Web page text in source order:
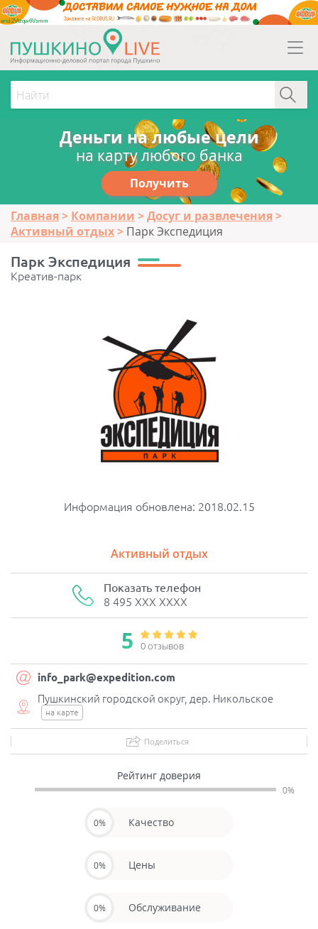
erid:2Vtzqw6Vsmm
Деньги на любые цели
на карту любого банка
Получить
Главная Компании
Досуг и развлечения
Активный отдых
Парк Экспедиция
Парк Экспедиция
Креатив-парк
Информация обновлена: 2018.02.15
Активный отдых
Показать телефон
8 495 XXX XXXX
5 0 отзывов
info_park@expedition.com
Пушкинский городской округ, дер. Никольское
на карте
Поделиться
Рейтинг доверия
0%
0% Качество
0% Цены
0% Обслуживание